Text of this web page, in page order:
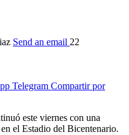
Send an email 22
Telegram Compartir por
este viernes con una
el Estadio del Bicentenario.